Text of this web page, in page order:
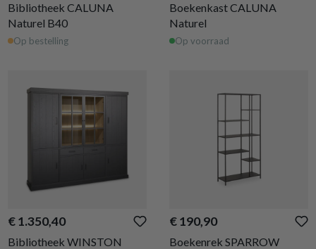
Bibliotheek CALUNA
Naturel B40
Op bestelling
Boekenkast CALUNA
Naturel
Op voorraad
€ 1.350,40
Bibliotheek WINSTON
€ 190,90
Boekenrek SPARROW